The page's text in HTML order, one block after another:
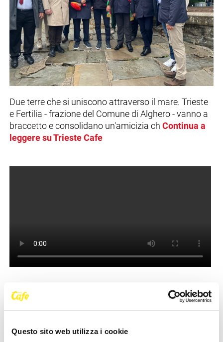
Questo sito web utilizza i cookie
Due terre che si uniscono attraverso il mare. Trieste
e Fertilia - frazione del Comune di Alghero - vanno a
braccetto e consolidano un'amicizia ch Continua a
leggere su Trieste Cafe